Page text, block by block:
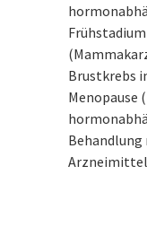
Brustkrebs
Menopause
Arzneimittel